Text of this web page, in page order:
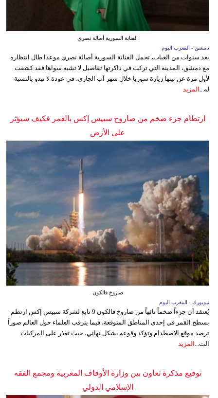
الفنانة السورية أصالة نصري
دمشق - المغرب اليوم
بعد سنوات من الغياب، تحمل الفنانة السورية أصالة نصري موعدا طال انتظاره
مع دمشق، المدينة التي تركت في ذاكرتها تفاصيل لا تشبه سواها.فقد كشفت
لأول مرة عن نيتها زيارة سوريا خلال شهر آب الجاري، في عودة لا تبدو بالنسبة
له...
المزيد
ارتطام جزء ضخم من صاروخ سبيس إكس بالقمر فكيف سيؤثر
على الأرض
صاروخ فالكون
نيويورك - المغرب اليوم
يُعتقد أن جزءاً ضخماً تائهاً من صاروخ فالكون 9 تابع لشركة سبيس إكس ارتطم
بسطح القمر في إحدى المناطق المتوقعة، فيما يترقب العلماء حول العالم صوراً
ترصد موقع الاصطدام وتؤكد وقوعه بشكل نهائي، حيث تعذر على المركبات
الت... المزيد
توقيع مذكرة تعاون بين وزارة الأوقاف المغربية ومجمع الفقه
الإسلامي الدولي